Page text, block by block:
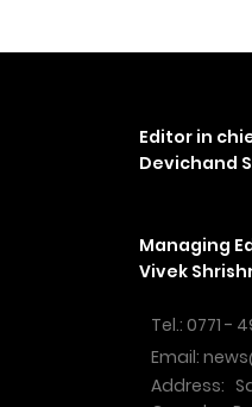
Editor in
Devichand
Managing
Vivek
Tel.: 0771 -
Email:
Address: